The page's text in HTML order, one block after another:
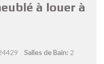
à louer à
Salles de Bain: 2